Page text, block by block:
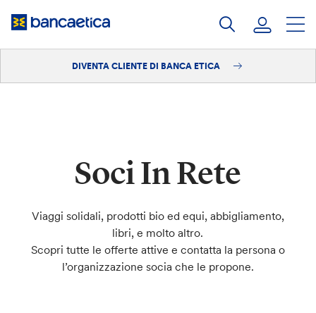
DIVENTA CLIENTE DI BANCA ETICA
Soci In Rete
Viaggi solidali, prodotti bio ed equi, abbigliamento,
libri, e molto altro.
Scopri tutte le offerte attive e contatta la persona o
l’organizzazione socia che le propone.